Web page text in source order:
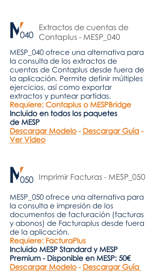
Extractos de cuentas de
Contaplus - MESP_040
MESP_040 ofrece una alternativa para
la consulta de los extractos de
cuentas de Contaplus desde fuera de
la aplicación. Permite definir múltiples
ejercicios, así como exportar
extractos y puntear partidas.
Requiere: Contaplus o MESPBridge
Incluido en todos los paquetes
de MESP
Descargar Modelo - Descargar Guía -
Ver Vídeo
Imprimir Facturas - MESP_050
MESP_050 ofrece una alternativa para
la consulta e impresión de los
documentos de facturación (facturas
y abonos) de Facturaplus desde fuera
de la aplicación.
Requiere: FacturaPlus
Incluido MESP Standard y MESP
Premium - Disponible en MESP: 50€
Descargar Modelo - Descargar Guía